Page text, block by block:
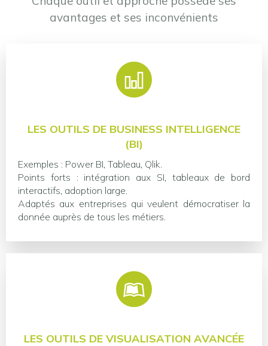
avantages et ses inconvénients
LES OUTILS DE BUSINESS INTELLIGENCE
(BI)
Exemples : Power BI, Tableau, Qlik.
Points forts : intégration aux SI, tableaux de bord
interactifs, adoption large.
Adaptés aux entreprises qui veulent démocratiser la
donnée auprès de tous les métiers.
LES OUTILS DE VISUALISATION AVANCÉE